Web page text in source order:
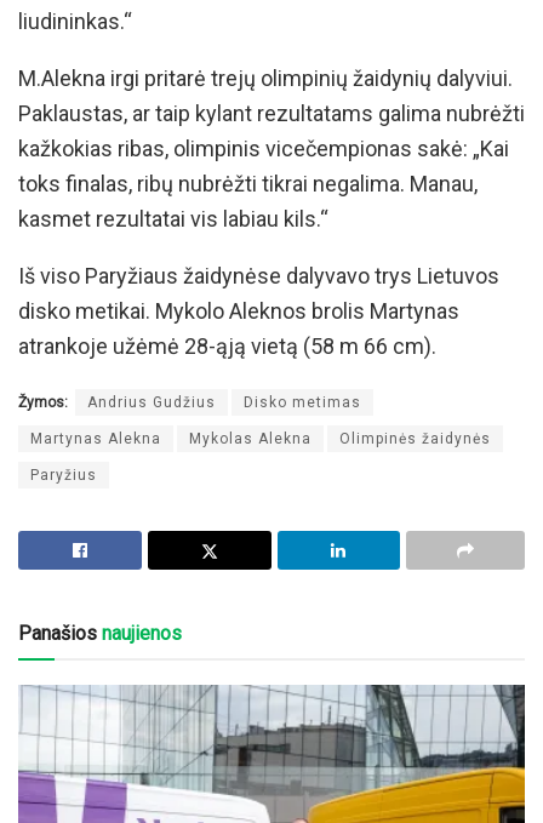
liudininkas.“
M.Alekna irgi pritarė trejų olimpinių žaidynių dalyviui.
Paklaustas, ar taip kylant rezultatams galima nubrėžti
kažkokias ribas, olimpinis vicečempionas sakė: „Kai
toks finalas, ribų nubrėžti tikrai negalima. Manau,
kasmet rezultatai vis labiau kils.“
Iš viso Paryžiaus žaidynėse dalyvavo trys Lietuvos
disko metikai. Mykolo Aleknos brolis Martynas
atrankoje užėmė 28-ąją vietą (58 m 66 cm).
Žymos: Andrius Gudžius Disko metimas
Martynas Alekna Mykolas Alekna Olimpinės žaidynės
Paryžius
Panašios naujienos